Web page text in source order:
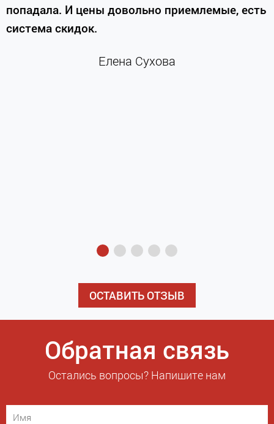
попадала. И цены довольно приемлемые, есть
система скидок.
Елена Сухова
ОСТАВИТЬ ОТЗЫВ
Обратная связь
Остались вопросы? Напишите нам